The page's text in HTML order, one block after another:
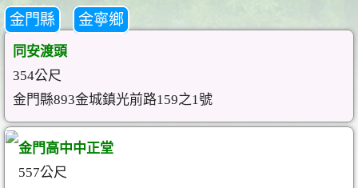
金門縣 金寧鄉
同安渡頭
354公尺
金門縣893金城鎮光前路159之1號
金門高中中正堂
557公尺